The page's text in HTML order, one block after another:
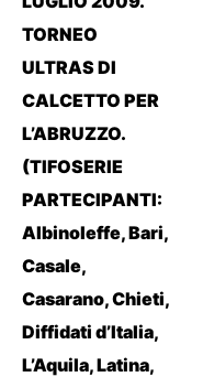
TORNEO
ULTRAS DI
CALCETTO PER
L’ABRUZZO.
(TIFOSERIE
PARTECIPANTI:
Albinoleffe, Bari,
Casale,
Casarano, Chieti,
Diffidati d’Italia,
L’Aquila, Latina,